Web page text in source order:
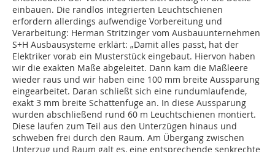
einbauen. Die randlos integrierten Leuchtschienen
erfordern allerdings aufwendige Vorbereitung und
Verarbeitung: Herman Stritzinger vom Ausbauunternehmen
S+H Ausbausysteme erklärt: „Damit alles passt, hat der
Elektriker vorab ein Musterstück eingebaut. Hiervon haben
wir die exakten Maße abgeleitet. Dann kam die Maßleere
wieder raus und wir haben eine 100 mm breite Aussparung
eingearbeitet. Daran schließt sich eine rundumlaufende,
exakt 3 mm breite Schattenfuge an. In diese Aussparung
wurden abschließend rund 60 m Leuchtschienen montiert.
Diese laufen zum Teil aus den Unterzügen hinaus und
schweben frei durch den Raum. Am Übergang zwischen
Unterzug und Raum galt es, eine entsprechende senkrechte